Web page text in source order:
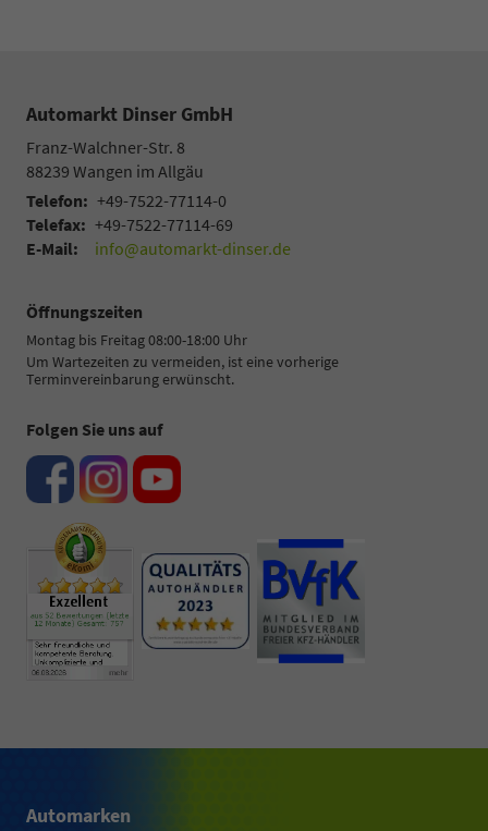
Automarkt Dinser GmbH
Franz-Walchner-Str. 8
88239 Wangen im Allgäu
Telefon: +49-7522-77114-0
Telefax: +49-7522-77114-69
E-Mail:
info@automarkt-dinser.de
Öffnungszeiten
Montag bis Freitag 08:00-18:00 Uhr
Um Wartezeiten zu vermeiden, ist eine vorherige
Terminvereinbarung erwünscht.
Folgen Sie uns auf
Automarken